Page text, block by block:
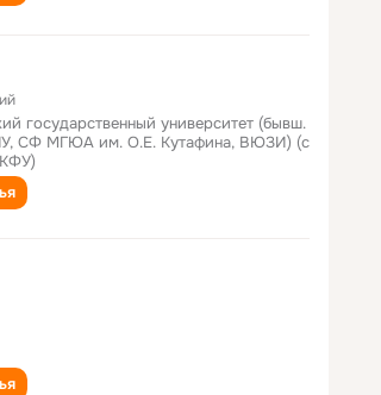
государственный университет (бывш.
СФ МГЮА им. О.Е. Кутафина, ВЮЗИ) (с